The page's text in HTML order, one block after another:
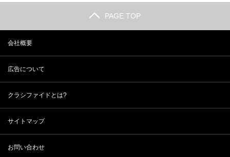
PAGE TOP
会社概要
広告について
クラシファイドとは?
サイトマップ
お問い合わせ